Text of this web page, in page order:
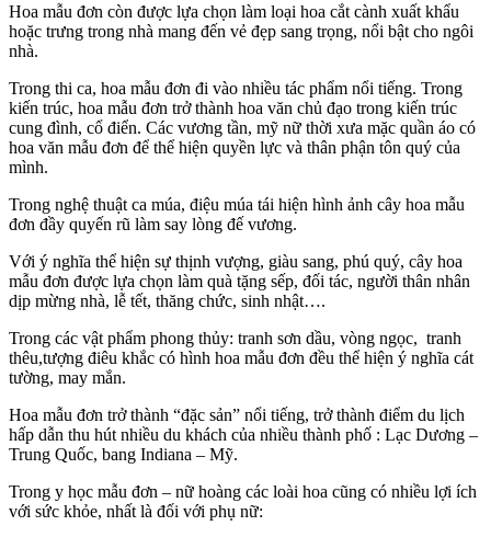
Hoa mẫu đơn còn được lựa chọn làm loại hoa cắt cành xuất khẩu
hoặc trưng trong nhà mang đến vẻ đẹp sang trọng, nổi bật cho ngôi
nhà.
Trong thi ca, hoa mẫu đơn đi vào nhiều tác phẩm nổi tiếng. Trong
kiến trúc, hoa mẫu đơn trở thành hoa văn chủ đạo trong kiến trúc
cung đình, cổ điển. Các vương tần, mỹ nữ thời xưa mặc quần áo có
hoa văn mẫu đơn để thể hiện quyền lực và thân phận tôn quý của
mình.
Trong nghệ thuật ca múa, điệu múa tái hiện hình ảnh cây hoa mẫu
đơn đầy quyến rũ làm say lòng đế vương.
Với ý nghĩa thể hiện sự thịnh vượng, giàu sang, phú quý, cây hoa
mẫu đơn được lựa chọn làm quà tặng sếp, đối tác, người thân nhân
dịp mừng nhà, lễ tết, thăng chức, sinh nhật….
Trong các vật phẩm phong thủy: tranh sơn dầu, vòng ngọc, tranh
thêu,tượng điêu khắc có hình hoa mẫu đơn đều thể hiện ý nghĩa cát
tường, may mắn.
Hoa mẫu đơn trở thành “đặc sản” nổi tiếng, trở thành điểm du lịch
hấp dẫn thu hút nhiều du khách của nhiều thành phố : Lạc Dương –
Trung Quốc, bang Indiana – Mỹ.
Trong y học mẫu đơn – nữ hoàng các loài hoa cũng có nhiều lợi ích
với sức khỏe, nhất là đối với phụ nữ: